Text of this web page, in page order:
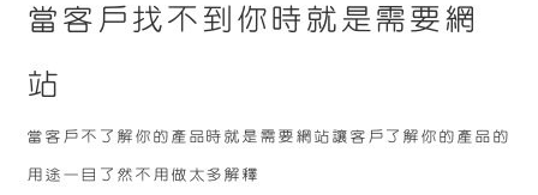
當客戶找不到你時就是需要網
站
當客戶不了解你的產品時就是需要網站讓客戶了解你的產品的
用途一目了然不用做太多解釋